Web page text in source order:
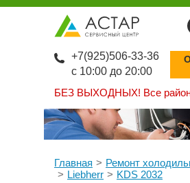
БЕЗ ВЫХОДНЫХ! Все
+7(925)506-33-36
с 10:00 до 20:00
Главная
Ремонт
Liebherr
KDS 2032